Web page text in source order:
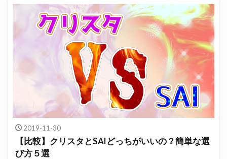
2019-11-30
【比較】クリスタとSAIどっちがいいの？簡単な選
び方５選